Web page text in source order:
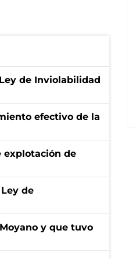
de Inviolabilidad
efectivo de la
explotación de
de
y que tuvo